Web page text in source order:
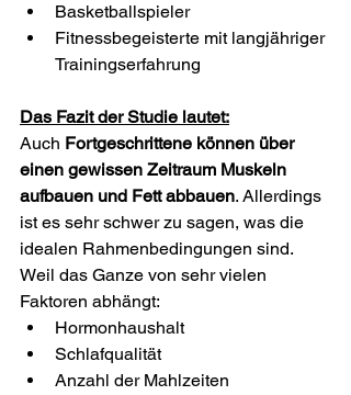
Basketballspieler
Fitnessbegeisterte mit langjähriger
Trainingserfahrung
Das Fazit der Studie lautet:
Auch Fortgeschrittene können über
einen gewissen Zeitraum Muskeln
aufbauen und Fett abbauen. Allerdings
ist es sehr schwer zu sagen, was die
idealen Rahmenbedingungen sind.
Weil das Ganze von sehr vielen
Faktoren abhängt:
Hormonhaushalt
Schlafqualität
Anzahl der Mahlzeiten